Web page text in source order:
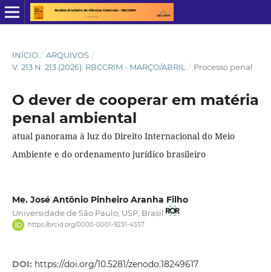
INÍCIO / ARQUIVOS /
V. 213 N. 213 (2026): RBCCRIM - MARÇO/ABRIL
/ Processo penal
O dever de cooperar em matéria
penal ambiental
atual panorama à luz do Direito Internacional do Meio
Ambiente e do ordenamento jurídico brasileiro
Me. José Antônio Pinheiro Aranha Filho
Universidade de São Paulo, USP, Brasil
https://orcid.org/0000-0001-9231-4557
DOI: https://doi.org/10.5281/zenodo.18249617